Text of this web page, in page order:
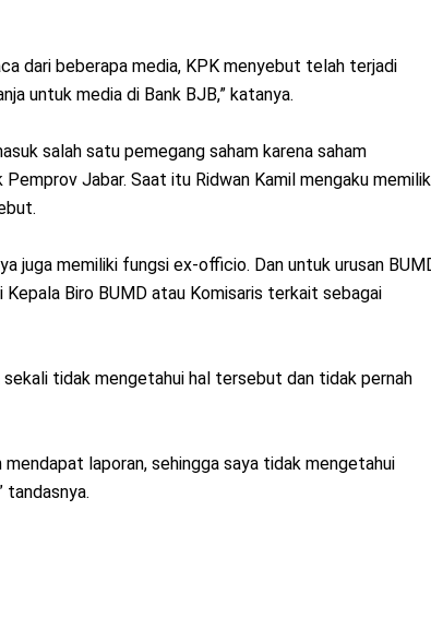
dari beberapa media, KPK menyebut telah terjadi
untuk media di Bank BJB,” katanya.
salah satu pemegang saham karena saham
Jabar. Saat itu Ridwan Kamil mengaku
juga memiliki fungsi ex-officio. Dan untuk urusan
Kepala Biro BUMD atau Komisaris terkait sebagai
sekali tidak mengetahui hal tersebut dan tidak pernah
mendapat laporan, sehingga saya tidak mengetahui
tandasnya.